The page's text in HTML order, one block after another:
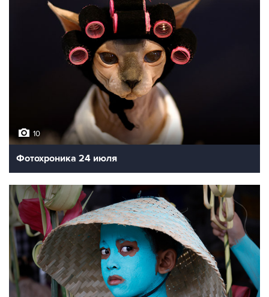
10
Фотохроника 24 июля